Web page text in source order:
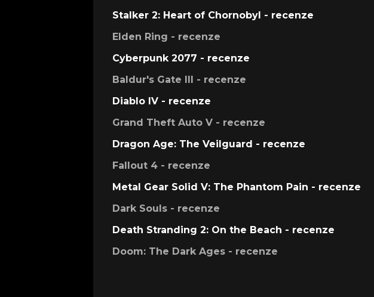
Stalker 2: Heart of Chornobyl - recenze
Elden Ring - recenze
Cyberpunk 2077 - recenze
Baldur's Gate III - recenze
Diablo IV - recenze
Grand Theft Auto V - recenze
Dragon Age: The Veilguard - recenze
Fallout 4 - recenze
Metal Gear Solid V: The Phantom Pain - recenze
Dark Souls - recenze
Death Stranding 2: On the Beach - recenze
Doom: The Dark Ages - recenze